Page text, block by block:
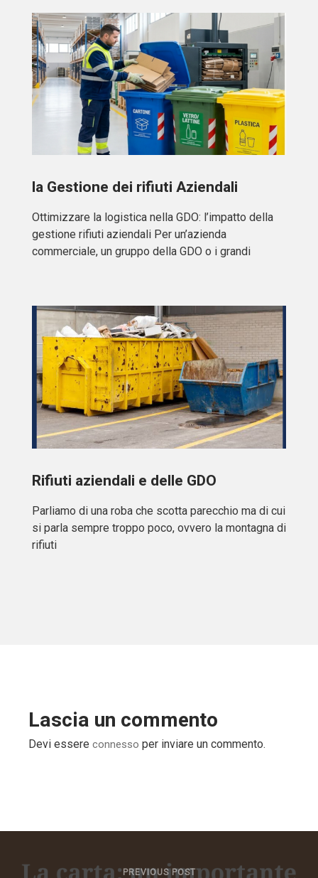
la Gestione dei rifiuti Aziendali
Ottimizzare la logistica nella GDO: l’impatto della
gestione rifiuti aziendali Per un’azienda
commerciale, un gruppo della GDO o i grandi
Rifiuti aziendali e delle GDO
Parliamo di una roba che scotta parecchio ma di cui
si parla sempre troppo poco, ovvero la montagna di
rifiuti
Lascia un commento
Devi essere connesso per inviare un commento.
PREVIOUS POST